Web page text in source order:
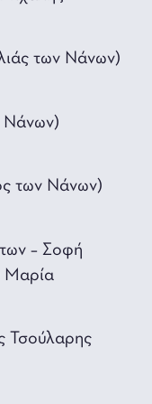
των Νάνων)
Νάνων)
των Νάνων)
– Σοφή
Μαρία
Τσούλαρης